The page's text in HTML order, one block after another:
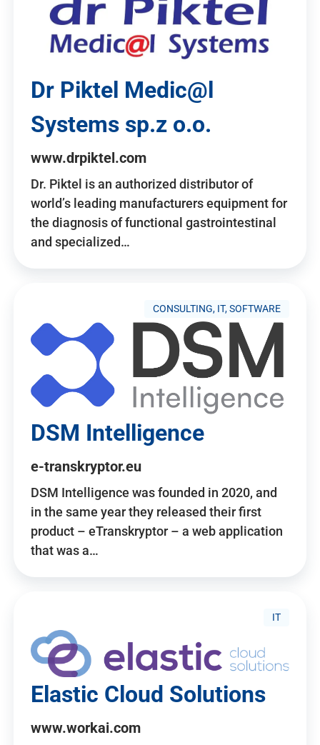
Dr Piktel Medic@l
Systems sp.z o.o.
www.drpiktel.com
Dr. Piktel is an authorized distributor of
world’s leading manufacturers equipment for
the diagnosis of functional gastrointestinal
and specialized…
CONSULTING, IT, SOFTWARE
DSM Intelligence
e-transkryptor.eu
DSM Intelligence was founded in 2020, and
in the same year they released their first
product – eTranskryptor – a web application
that was a…
IT
Elastic Cloud Solutions
www.workai.com